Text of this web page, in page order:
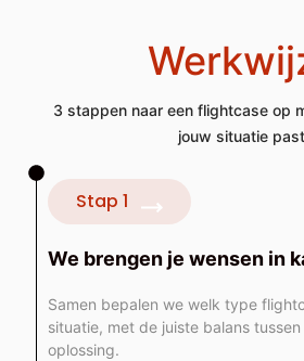
3 stappen naar een flightcase op
jouw situatie
Stap 1
We brengen je wensen in
Samen bepalen we welk type
situatie, met de juiste balans
oplossing.